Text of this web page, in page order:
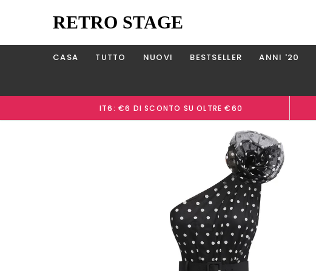
RETRO STAGE
CASA TUTTO NUOVI BESTSELLER ANNI '20
IT6: €6 DI SCONTO SU OLTRE €60